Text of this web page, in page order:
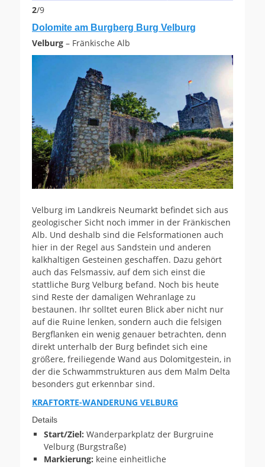
2/9
Dolomite am Burgberg Burg Velburg
Velburg – Fränkische Alb
Velburg im Landkreis Neumarkt befindet sich aus
geologischer Sicht noch immer in der Fränkischen
Alb. Und deshalb sind die Felsformationen auch
hier in der Regel aus Sandstein und anderen
kalkhaltigen Gesteinen geschaffen. Dazu gehört
auch das Felsmassiv, auf dem sich einst die
stattliche Burg Velburg befand. Noch bis heute
sind Reste der damaligen Wehranlage zu
bestaunen. Ihr solltet euren Blick aber nicht nur
auf die Ruine lenken, sondern auch die felsigen
Bergflanken ein wenig genauer betrachten, denn
direkt unterhalb der Burg befindet sich eine
größere, freiliegende Wand aus Dolomitgestein, in
der die Schwammstrukturen aus dem Malm Delta
besonders gut erkennbar sind.
KRAFTORTE-WANDERUNG VELBURG
Details
Start/Ziel: Wanderparkplatz der Burgruine
Velburg (Burgstraße)
Markierung: keine einheitliche